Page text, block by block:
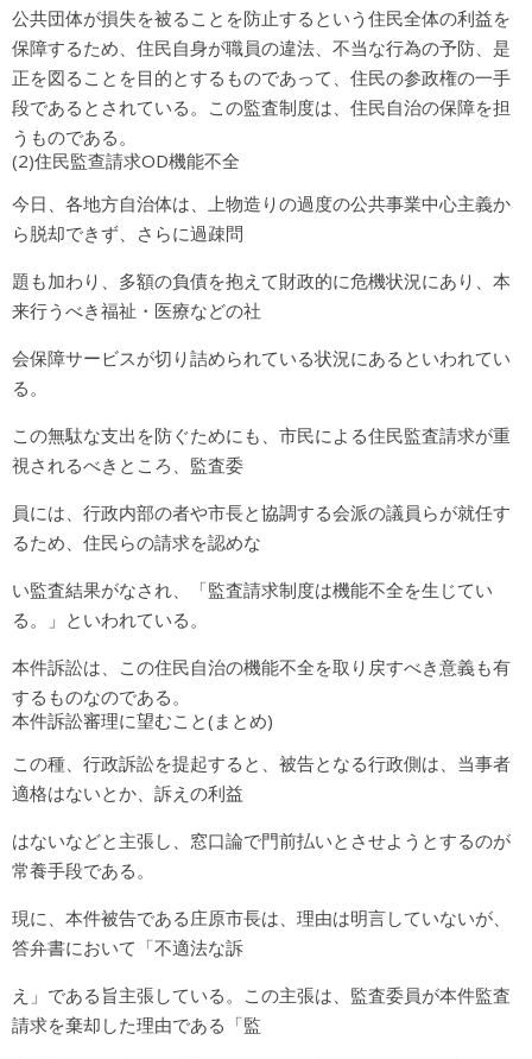
公共団体が損失を被ることを防止するという住民全体の利益を
保障するため、住民自身が職員の違法、不当な行為の予防、是
正を図ることを目的とするものであって、住民の参政権の一手
段であるとされている。この監査制度は、住民自治の保障を担
うものである。
(2)住民監查請求OD機能不全
今日、各地方自治体は、上物造りの過度の公共事業中心主義か
ら脱却できず、さらに過疎問
題も加わり、多額の負債を抱えて財政的に危機状況にあり、本
来行うべき福祉・医療などの社
会保障サービスが切り詰められている状況にあるといわれてい
る。
この無駄な支出を防ぐためにも、市民による住民監査請求が重
視されるべきところ、監査委
員には、行政内部の者や市長と協調する会派の議員らが就任す
るため、住民らの請求を認めな
い監査結果がなされ、「監査請求制度は機能不全を生じてい
る。」といわれている。
本件訴訟は、この住民自治の機能不全を取り戻すべき意義も有
するものなのである。
本件訴訟審理に望むこと(まとめ)
この種、行政訴訟を提起すると、被告となる行政側は、当事者
適格はないとか、訴えの利益
はないなどと主張し、窓口論で門前払いとさせようとするのが
常養手段である。
現に、本件被告である庄原市長は、理由は明言していないが、
答弁書において「不適法な訴
え」である旨主張している。この主張は、監査委員が本件監査
請求を棄却した理由である「監